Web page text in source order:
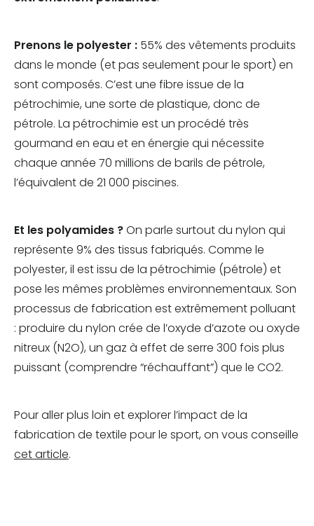
Prenons le polyester : 55% des vêtements produits
dans le monde (et pas seulement pour le sport) en
sont composés. C’est une fibre issue de la
pétrochimie, une sorte de plastique, donc de
pétrole. La pétrochimie est un procédé très
gourmand en eau et en énergie qui nécessite
chaque année 70 millions de barils de pétrole,
l’équivalent de 21 000 piscines.
Et les polyamides ?On parle surtout du nylon qui
représente 9% des tissus fabriqués. Comme le
polyester, il est issu de la pétrochimie (pétrole) et
pose les mêmes problèmes environnementaux. Son
processus de fabrication est extrêmement polluant
: produire du nylon crée de l’oxyde d’azote ou oxyde
nitreux (N2O), un gaz à effet de serre 300 fois plus
puissant (comprendre “réchauffant”) que le CO2.
Pour aller plus loin et explorer l’impact de la
fabrication de textile pour le sport, on vous conseille
cet article.